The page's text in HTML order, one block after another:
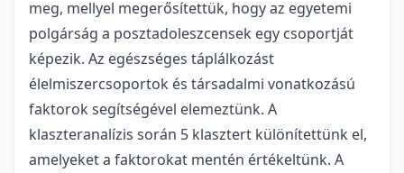
meg, mellyel megerősítettük, hogy az egyetemi
polgárság a posztadoleszcensek egy csoportját
képezik. Az egészséges táplálkozást
élelmiszercsoportok és társadalmi vonatkozású
faktorok segítségével elemeztünk. A
klaszteranalízis során 5 klasztert különítettünk el,
amelyeket a faktorokat mentén értékeltünk. A